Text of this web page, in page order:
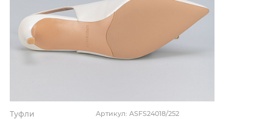
Туфли Артикул: ASFS24018/252